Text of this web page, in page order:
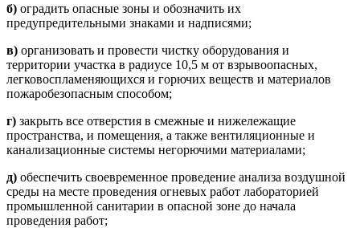
б) оградить опасные зоны и обозначить их
предупредительными знаками и надписями;
в) организовать и провести чистку оборудования и
территории участка в радиусе 10,5 м от взрывоопасных,
легковоспламеняющихся и горючих веществ и материалов
пожаробезопасным способом;
г) закрыть все отверстия в смежные и нижележащие
пространства, и помещения, а также вентиляционные и
канализационные системы негорючими материалами;
д) обеспечить своевременное проведение анализа воздушной
среды на месте проведения огневых работ лабораторией
промышленной санитарии в опасной зоне до начала
проведения работ;